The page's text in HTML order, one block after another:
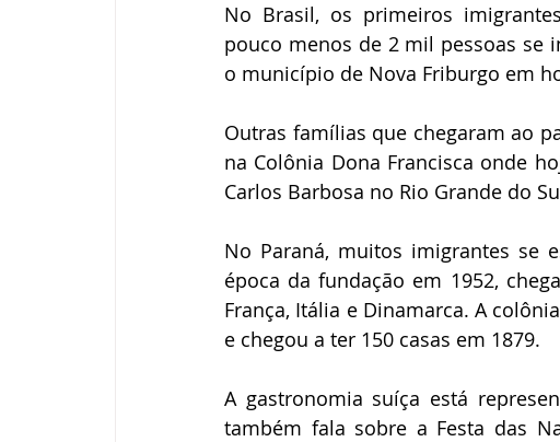
No Brasil, os primeiros
pouco menos de 2 mil pessoas se
o município de Nova Friburgo em
Outras famílias que chegaram ao
na Colônia Dona Francisca onde
Carlos Barbosa no Rio Grande do
No Paraná, muitos imigrantes se
época da fundação em 1952,
França, Itália e Dinamarca. A
e chegou a ter 150 casas em 1879.
A gastronomia suíça está
também fala sobre a Festa das